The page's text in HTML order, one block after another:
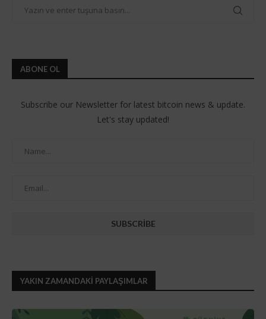
ABONE OL
Subscribe our Newsletter for latest bitcoin news & update.
Let's stay updated!
YAKIN ZAMANDAKI PAYLAŞIMLAR